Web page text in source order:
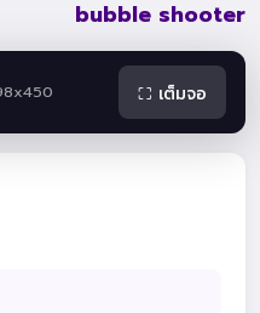
bubble shooter
⛶ เต็มจอ